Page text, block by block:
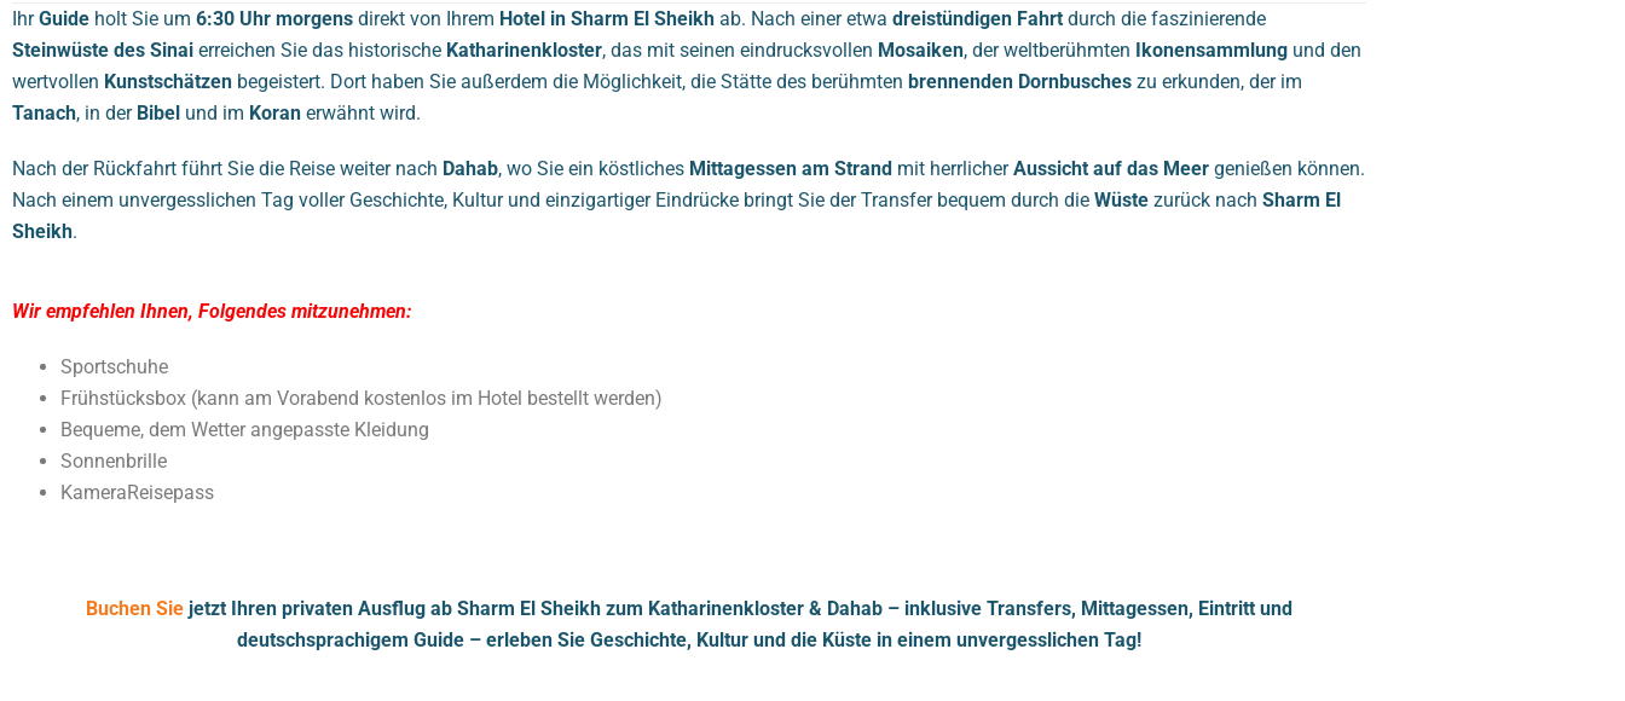
IhrGuide holt Sie um 6:30 Uhr morgens direkt von Ihrem Hotel in Sharm El Sheikh ab. Nach einer etwa dreistündigen Fahrt durch die faszinierende
Steinwüste des Sinai erreichen Sie das historische Katharinenkloster, das mit seinen eindrucksvollen Mosaiken, der weltberühmten Ikonensammlung und den
wertvollen Kunstschätzen begeistert. Dort haben Sie außerdem die Möglichkeit, die Stätte des berühmten brennenden Dornbusches zu erkunden, der im
Tanach, in der Bibel und im Koran erwähnt wird.
Nach der Rückfahrt führt Sie die Reise weiter nach Dahab, wo Sie ein köstliches Mittagessen am Strand mit herrlicherAussicht auf das Meer genießen können.
Nach einem unvergesslichen Tag voller Geschichte, Kultur und einzigartiger Eindrücke bringt Sie der Transfer bequem durch die Wüste zurück nach Sharm El
Sheikh.
Wir empfehlen Ihnen, Folgendes mitzunehmen:
Sportschuhe
Frühstücksbox (kann am Vorabend kostenlos im Hotel bestellt werden)
Bequeme, dem Wetter angepasste Kleidung
Sonnenbrille
KameraReisepass
Buchen Sie jetzt Ihren privaten Ausflug ab Sharm El Sheikh zum Katharinenkloster & Dahab – inklusive Transfers, Mittagessen, Eintritt und
deutschsprachigem Guide – erleben Sie Geschichte, Kultur und die Küste in einem unvergesslichen Tag!